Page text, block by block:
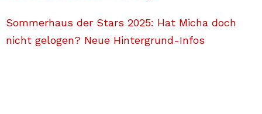
Sommerhaus der Stars 2025: Hat Micha doch
nicht gelogen? Neue Hintergrund-Infos